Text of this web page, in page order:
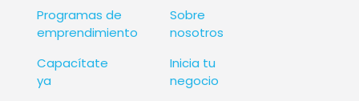
Programas de
emprendimiento
Capacítate
ya
Sobre
nosotros
Inicia tu
negocio